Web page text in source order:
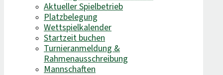
Aktueller Spielbetrieb
Platzbelegung
Wettspielkalender
Startzeit buchen
Turnieranmeldung &
Rahmenausschreibung
Mannschaften